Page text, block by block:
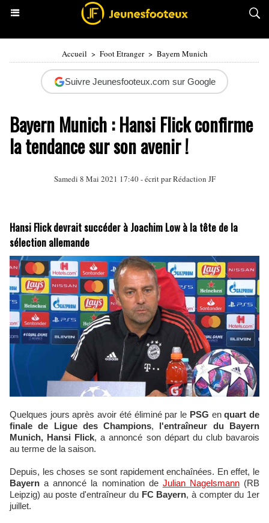
Accueil > Foot Etranger > Bayern Munich
Suivre Jeunesfooteux.com sur Google
Bayern Munich : Hansi Flick confirme
la tendance sur son avenir !
Samedi 8 Mai 2021 17:40 - écrit par Rédaction JF
Hansi Flick devrait succéder à Joachim Low à la tête de la
sélection allemande
Quelques jours après avoir été éliminé par le PSG enquart de
finale de Ligue des Champions, l'entraîneur du Bayern
Munich, Hansi Flick, a annoncé son départ du club bavarois
au terme de la saison.
Depuis, les choses se sont rapidement enchaînées. En effet, le
Bayern a annoncé la nomination de Julian Nagelsmann(RB
Leipzig) au poste d'entraîneur du FC Bayern, à compter du 1er
juillet.